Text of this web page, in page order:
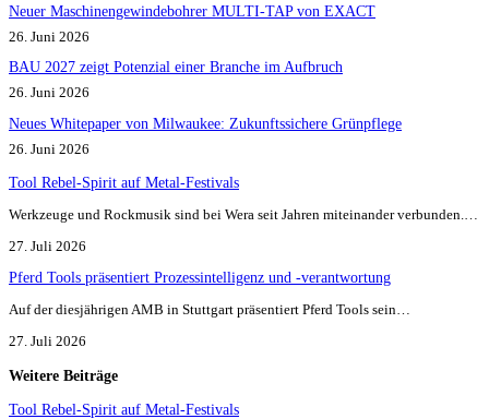
Neuer Maschinengewindebohrer MULTI-TAP von EXACT
26. Juni 2026
BAU 2027 zeigt Potenzial einer Branche im Aufbruch​
26. Juni 2026
Neues Whitepaper von Milwaukee: Zukunftssichere Grünpflege
26. Juni 2026
Tool Rebel-Spirit auf Metal-Festivals
Werkzeuge und Rockmusik sind bei Wera seit Jahren miteinander verbunden.…
27. Juli 2026
Pferd Tools präsentiert Prozessintelligenz und -verantwortung
Auf der diesjährigen AMB in Stuttgart präsentiert Pferd Tools sein…
27. Juli 2026
Weitere Beiträge
Tool Rebel-Spirit auf Metal-Festivals